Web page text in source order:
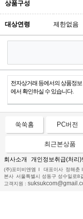
상품구성
대상연령 제한없음
전자상거래 등에서의 상품정
에서 확인하실 수 있습니다.
쑥쑥홈 PC버전
최근본상품
회사소개 개인정보취급(처리)
(주)포미비앤엠 I 대표이사 정해춘 I
본사 서울특별시 성동구 성수일로
고객지원 :